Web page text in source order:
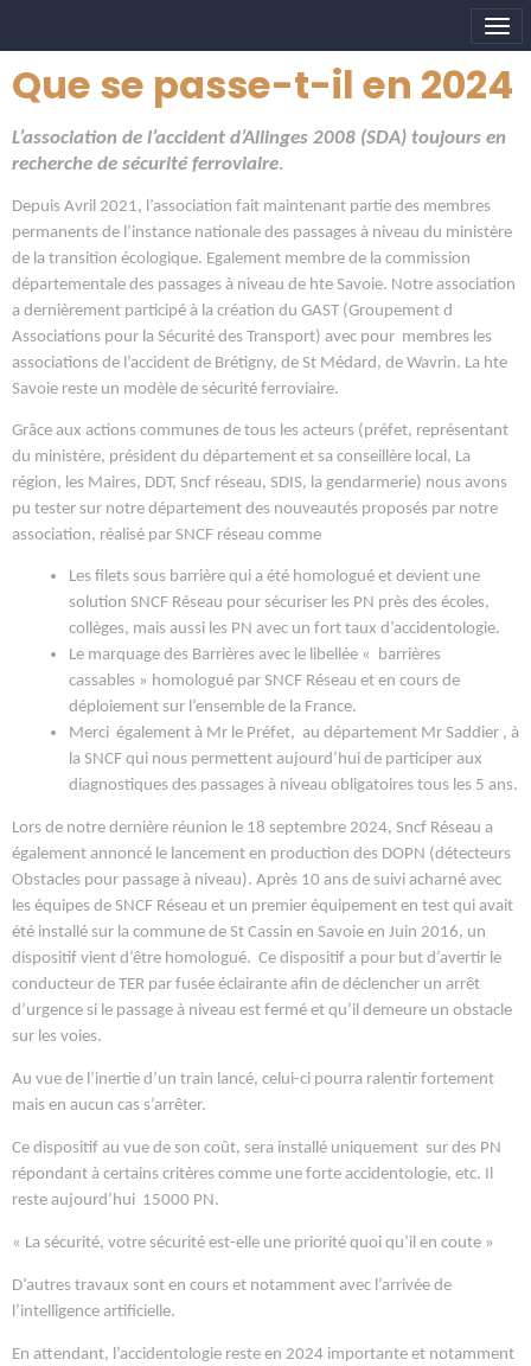
Que se passe-t-il en 2024
L’association de l’accident d’Allinges 2008 (SDA) toujours en
recherche de sécurité ferroviaire.
Depuis Avril 2021, l’association fait maintenant partie des membres
permanents de l’instance nationale des passages à niveau du ministère
de la transition écologique. Egalement membre de la commission
départementale des passages à niveau de hte Savoie. Notre association
a dernièrement participé à la création du GAST (Groupement d
Associations pour la Sécurité des Transport) avec pour membres les
associations de l’accident de Brétigny, de St Médard, de Wavrin. La hte
Savoie reste un modèle de sécurité ferroviaire.
Grâce aux actions communes de tous les acteurs (préfet, représentant
du ministère, président du département et sa conseillère local, La
région, les Maires, DDT, Sncf réseau, SDIS, la gendarmerie) nous avons
pu tester sur notre département des nouveautés proposés par notre
association, réalisé par SNCF réseau comme
Les filets sous barrière qui a été homologué et devient une
solution SNCF Réseau pour sécuriser les PN près des écoles,
collèges, mais aussi les PN avec un fort taux d’accidentologie.
Le marquage des Barrières avec le libellée « barrières
cassables » homologué par SNCF Réseau et en cours de
déploiement sur l’ensemble de la France.
Merci également à Mr le Préfet, au département Mr Saddier , à
la SNCF qui nous permettent aujourd’hui de participer aux
diagnostiques des passages à niveau obligatoires tous les 5 ans.
Lors de notre dernière réunion le 18 septembre 2024, Sncf Réseau a
également annoncé le lancement en production des DOPN (détecteurs
Obstacles pour passage à niveau). Après 10 ans de suivi acharné avec
les équipes de SNCF Réseau et un premier équipement en test qui avait
été installé sur la commune de St Cassin en Savoie en Juin 2016, un
dispositif vient d’être homologué. Ce dispositif a pour but d’avertir le
conducteur de TER par fusée éclairante afin de déclencher un arrêt
d’urgence si le passage à niveau est fermé et qu’il demeure un obstacle
sur les voies.
Au vue de l’inertie d’un train lancé, celui-ci pourra ralentir fortement
mais en aucun cas s’arrêter.
Ce dispositif au vue de son coût, sera installé uniquement sur des PN
répondant à certains critères comme une forte accidentologie, etc. Il
reste aujourd’hui 15000 PN.
« La sécurité, votre sécurité est-elle une priorité quoi qu’il en coute »
D’autres travaux sont en cours et notamment avec l’arrivée de
l’intelligence artificielle.
En attendant, l’accidentologie reste en 2024 importante et notamment